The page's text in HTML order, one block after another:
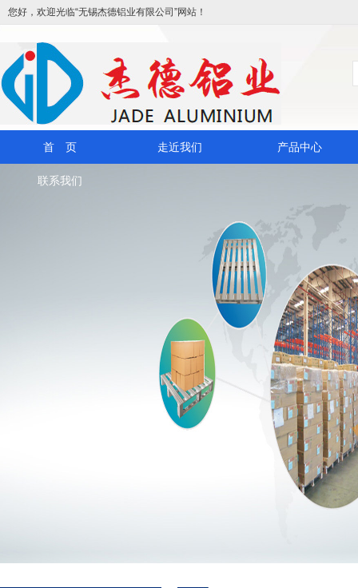
您好，欢迎光临“无锡杰德铝业有限公司”网站！
首 页 走近我们 产品中心
联系我们